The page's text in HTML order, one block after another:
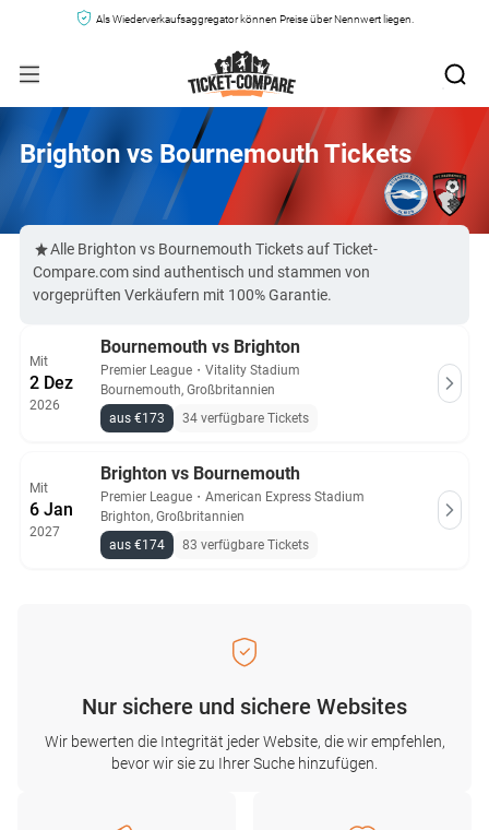
Als Wiederverkaufsaggregator können Preise über Nennwert liegen.
Brighton vs Bournemouth Tickets
Alle Brighton vs Bournemouth Tickets auf Ticket-
Compare.com sind authentisch und stammen von
vorgeprüften Verkäufern mit 100% Garantie.
Mit
2 Dez
2026
Bournemouth vs Brighton
Premier League ・ Vitality Stadium
Bournemouth, Großbritannien
aus €173
34 verfügbare Tickets
Mit
6 Jan
2027
Brighton vs Bournemouth
Premier League ・ American Express Stadium
Brighton, Großbritannien
aus €174
83 verfügbare Tickets
Nur sichere und sichere Websites
Wir bewerten die Integrität jeder Website, die wir empfehlen,
bevor wir sie zu Ihrer Suche hinzufügen.